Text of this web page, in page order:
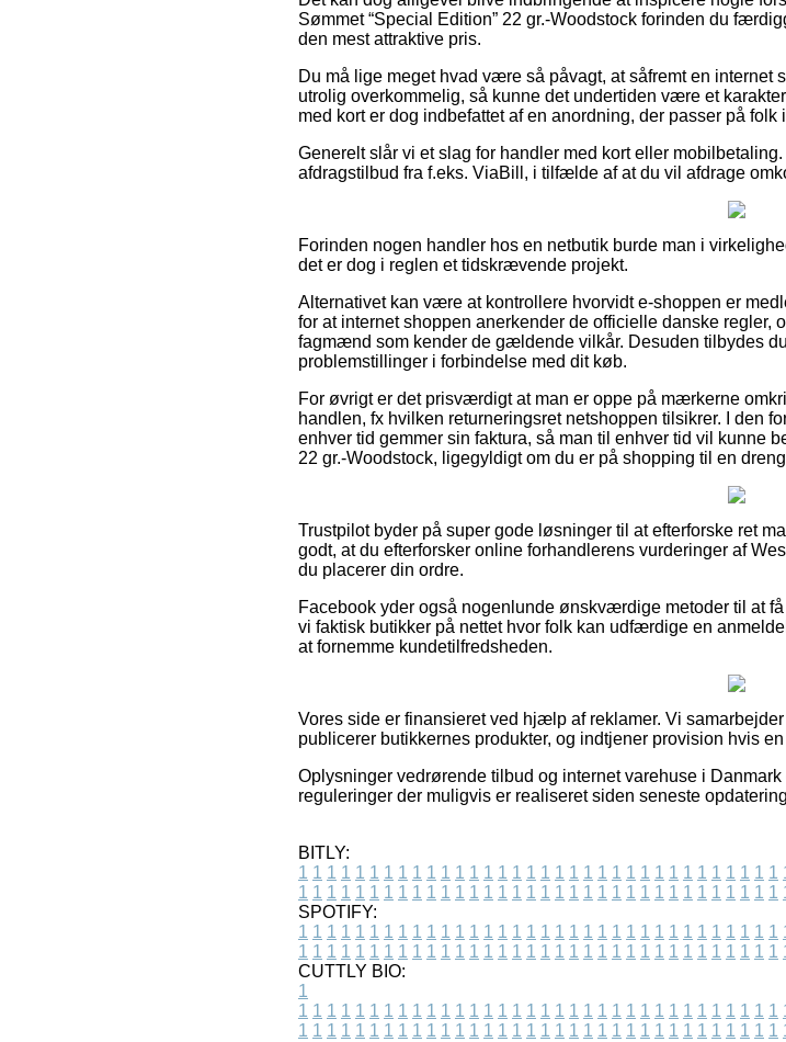
Sømmet “Special Edition” 22 gr.-Woodstock forinden du
den mest attraktive pris.
Du må lige meget hvad være så påvagt, at såfremt en internet
utrolig overkommelig, så kunne det undertiden være et
med kort er dog indbefattet af en anordning, der passer på
Generelt slår vi et slag for handler med kort eller
afdragstilbud fra f.eks. ViaBill, i tilfælde af at du vil afdrage
Forinden nogen handler hos en netbutik burde man i
det er dog i reglen et tidskrævende projekt.
Alternativet kan være at kontrollere hvorvidt e-shoppen er
for at internet shoppen anerkender de officielle danske
fagmænd som kender de gældende vilkår. Desuden tilbydes
problemstillinger i forbindelse med dit køb.
For øvrigt er det prisværdigt at man er oppe på mærkerne
handlen, fx hvilken returneringsret netshoppen tilsikrer. I den
enhver tid gemmer sin faktura, så man til enhver tid vil kunne
22 gr.-Woodstock, ligegyldigt om du er på shopping til en
Trustpilot byder på super gode løsninger til at efterforske ret
godt, at du efterforsker online forhandlerens vurderinger af
du placerer din ordre.
Facebook yder også nogenlunde ønskværdige metoder til at
vi faktisk butikker på nettet hvor folk kan udfærdige en
at fornemme kundetilfredsheden.
Vores side er finansieret ved hjælp af reklamer. Vi
publicerer butikkernes produkter, og indtjener provision hvis
Oplysninger vedrørende tilbud og internet varehuse i
reguleringer der muligvis er realiseret siden seneste
BITLY:
1 1 1 1 1 1 1 1 1 1 1 1 1 1 1 1 1 1 1 1 1 1 1 1 1 1 1 1 1 1 1 1 1 1
1 1 1 1 1 1 1 1 1 1 1 1 1 1 1 1 1 1 1 1 1 1 1 1 1 1 1 1 1 1 1 1 1 1
SPOTIFY:
1 1 1 1 1 1 1 1 1 1 1 1 1 1 1 1 1 1 1 1 1 1 1 1 1 1 1 1 1 1 1 1 1 1
1 1 1 1 1 1 1 1 1 1 1 1 1 1 1 1 1 1 1 1 1 1 1 1 1 1 1 1 1 1 1 1 1 1
CUTTLY BIO:
1
1 1 1 1 1 1 1 1 1 1 1 1 1 1 1 1 1 1 1 1 1 1 1 1 1 1 1 1 1 1 1 1 1 1
1 1 1 1 1 1 1 1 1 1 1 1 1 1 1 1 1 1 1 1 1 1 1 1 1 1 1 1 1 1 1 1 1 1